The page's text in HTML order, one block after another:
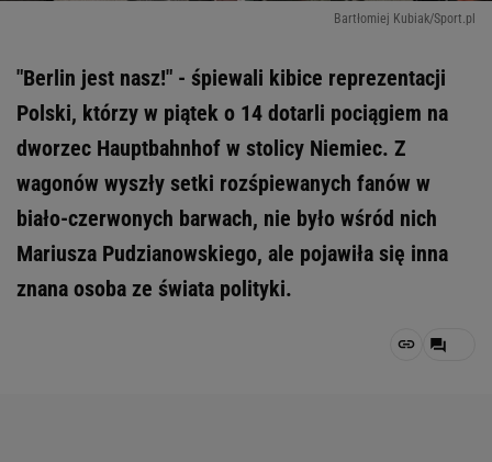
Bartłomiej Kubiak/Sport.pl
"Berlin jest nasz!" - śpiewali kibice reprezentacji
Polski, którzy w piątek o 14 dotarli pociągiem na
dworzec Hauptbahnhof w stolicy Niemiec. Z
wagonów wyszły setki rozśpiewanych fanów w
biało-czerwonych barwach, nie było wśród nich
Mariusza Pudzianowskiego, ale pojawiła się inna
znana osoba ze świata polityki.